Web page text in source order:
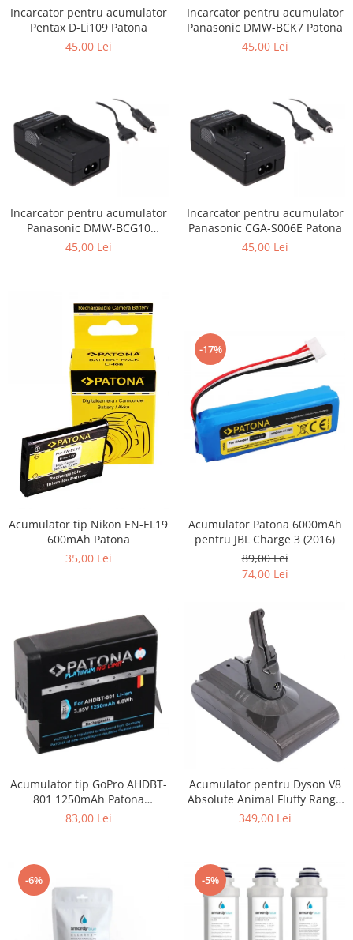
Incarcator pentru acumulator
Pentax D-Li109 Patona
45,00 Lei
Incarcator pentru acumulator
Panasonic DMW-BCK7 Patona
45,00 Lei
Incarcator pentru acumulator
Panasonic DMW-BCG10
Patona
45,00 Lei
Incarcator pentru acumulator
Panasonic CGA-S006E Patona
45,00 Lei
Acumulator tip Nikon EN-EL19
600mAh Patona
35,00 Lei
-17%
Acumulator Patona 6000mAh
pentru JBL Charge 3 (2016)
89,00 Lei
74,00 Lei
Acumulator tip GoPro AHDBT-
801 1250mAh Patona
Platinum
83,00 Lei
Acumulator pentru Dyson V8
Absolute Animal Fluffy Range
SV10 4000mAh Patona
349,00 Lei
-6% -5%